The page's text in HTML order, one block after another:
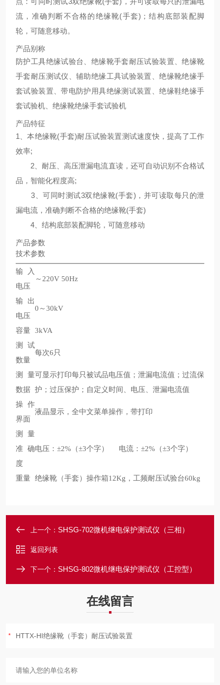
流，准确判断不合格的绝缘靴(手套)；结构底部装配脚
轮，可随意移动。
产品别称
防护工具绝缘试验台、绝缘靴手套耐压试验装置、绝缘靴
手套耐压测试仪、辅助绝缘工具试验装置、绝缘靴绝缘手
套试验装置、带电防护用具绝缘测试装置、绝缘鞋绝缘手
套试验机、绝缘靴绝缘手套试验机
产品特征
1、本绝缘靴(手套)耐压试验装置测试速度快，提高了工作
效率;
2、耐压、高压泄漏电流直读，还可自动识别不合格试
品，智能化程度高;
3、可同时测试3双绝缘靴(手套)，并可读取每只的泄
漏电流，准确判断不合格的绝缘靴(手套)
4、结构底部装配脚轮，可随意移动
产品参数
技术参数
输入
电压
～220V 50Hz
输出
电压
0～30kV
容量 3kVA
测试
数量
每次6只
测量
数据
可显示打印每只被试品电压值；泄漏电流值；过流保
护；过压保护；自定义时间、电压、泄漏电流值
操作
界面
液晶显示，全中文菜单操作，带打印
测量
准确
度
电压：±2%（±3个字） 电流：±2%（±3个字）
重量 绝缘靴（手套）操作箱12Kg，工频耐压试验台60kg
上一个： SHSG-702微机继电保护测试仪（三相）
返回列表
下一个： SHSG-802微机继电保护测试仪（工控型）
在线留言